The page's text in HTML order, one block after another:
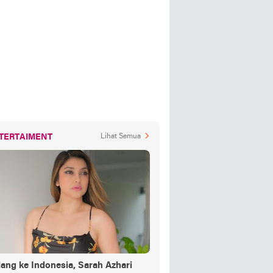
Lihat Semua
ke Indonesia, Sarah Azhari